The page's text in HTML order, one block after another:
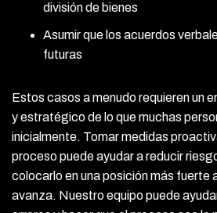
división de bienes
Asumir que los acuerdos
futuras
Estos casos a menudo requieren un
y estratégico de lo que muchas
inicialmente. Tomar medidas
proceso puede ayudar a reducir
colocarlo en una posición más fuerte
avanza. Nuestro equipo puede